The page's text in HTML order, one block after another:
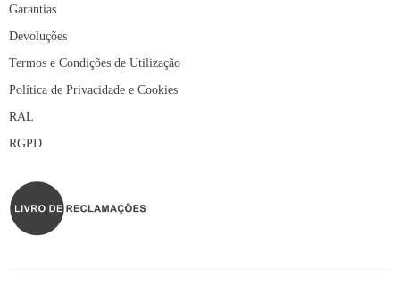
Garantias
Devoluções
Termos e Condições de Utilização
Política de Privacidade e Cookies
RAL
RGPD